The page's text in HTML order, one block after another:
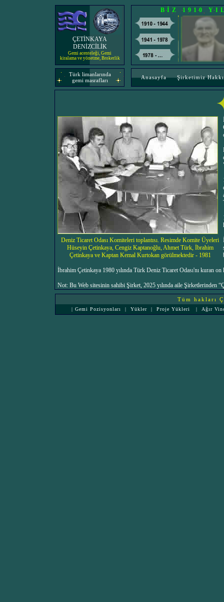
ÇETİNKAYA
DENİZCİLİK
Gemi acenteleği, Gemi
kiralama ve yönetme, Brokerlik
BİZ 1910
Türk limanlarında
gemi masrafları
Anasayfa Şirketimiz
Deniz Ticaret Odası Komiteleri toplantısı. Resimde Komite Üyeleri
Hüseyin Çetinkaya, Cengiz Kaptanoğlu, Ahmet Türk, İbrahim
Çetinkaya ve Kaptan Kemal Kurtokan görülmektedir - 1981
İbrahim Çetinkaya 1980 yılında Türk Deniz Ticaret Odası'nı kuran
Not: Bu Web sitesinin sahibi Şirket, 2025 yılında aile Şirketlerinden
Tüm hakları
| Gemi Pozisyonları | Yükler | Proje Yükleri | Ağır